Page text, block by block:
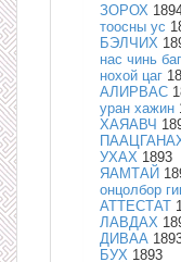
ЗОРОХ
тоосны ус
БЭЛЧИХ
нас чинь
нохой цаг
АЛИРВАС
уран хажин
ХАЯАВЧ
УХАХ 1893
ЯАМТАЙ
онцолбор
АТТЕСТАТ
ЛАВДАХ
ДИВАА
БУХ 1893